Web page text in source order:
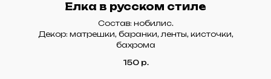
Елка в русском стиле
Состав: нобилис.
Декор: матрешки, баранки, ленты, кисточки,
бахрома
150 р.